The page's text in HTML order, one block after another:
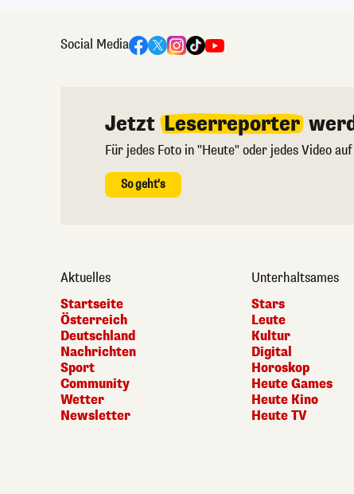
Social Media
Jetzt Leserreporter
Für jedes Foto in "Heute" oder jedes Video
So geht's
Aktuelles
Startseite
Österreich
Deutschland
Nachrichten
Sport
Community
Wetter
Newsletter
Unterhaltsames
Stars
Leute
Kultur
Digital
Horoskop
Heute Games
Heute Kino
Heute TV